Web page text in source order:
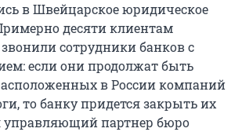
в Швейцарское юридическое
десяти клиентам
сотрудники банков с
если они продолжат быть
в России компаний
то банку придется закрыть их
управляющий партнер бюро